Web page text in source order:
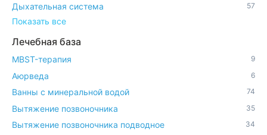
Дыхательная система 57
Показать все
Лечебная база
MBST-терапия 9
Аюрведа 6
Ванны с минеральной водой 74
Вытяжение позвоночника 35
Вытяжение позвоночника подводное 34